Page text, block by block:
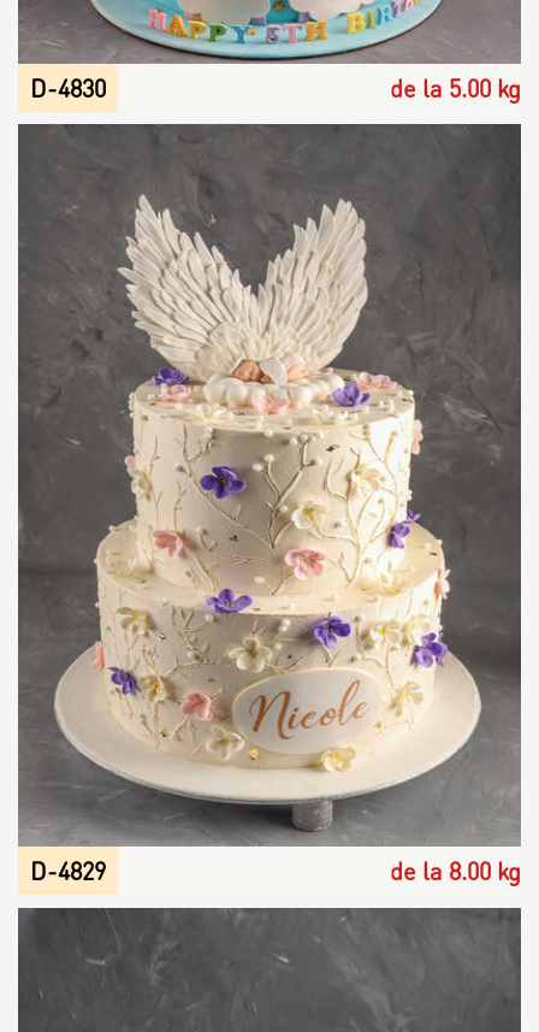
D-4830 de la 5.00 kg
D-4829 de la 8.00 kg